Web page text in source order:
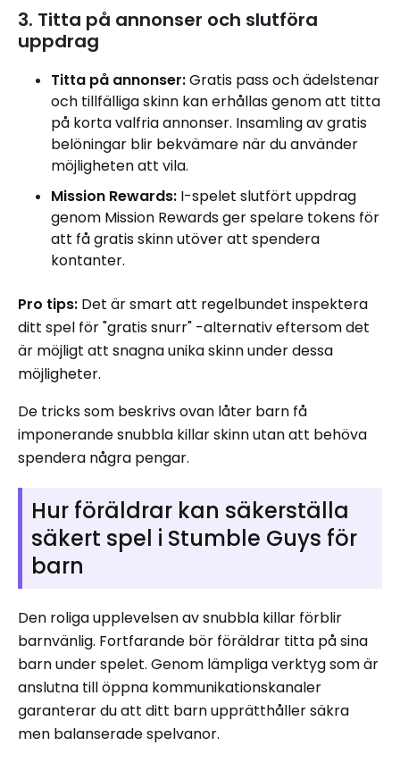
3. Titta på annonser och slutföra
uppdrag
Titta på annonser:Gratis pass och ädelstenar
och tillfälliga skinn kan erhållas genom att titta
på korta valfria annonser. Insamling av gratis
belöningar blir bekvämare när du använder
möjligheten att vila.
Mission Rewards: I-spelet slutfört uppdrag
genom Mission Rewards ger spelare tokens för
att få gratis skinn utöver att spendera
kontanter.
Pro tips: Det är smart att regelbundet inspektera
ditt spel för "gratis snurr" -alternativ eftersom det
är möjligt att snagna unika skinn under dessa
möjligheter.
De tricks som beskrivs ovan låter barn få
imponerande snubbla killar skinn utan att behöva
spendera några pengar.
Hur föräldrar kan säkerställa
säkert spel i Stumble Guys för
barn
Den roliga upplevelsen av snubbla killar förblir
barnvänlig. Fortfarande bör föräldrar titta på sina
barn under spelet. Genom lämpliga verktyg som är
anslutna till öppna kommunikationskanaler
garanterar du att ditt barn upprätthåller säkra
men balanserade spelvanor.